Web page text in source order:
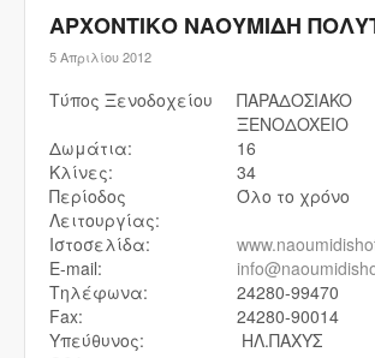
ΑΡΧΟΝΤΙΚΟ ΝΑΟΥΜΙΔΗ
5 Απριλίου 2012
Τύπος Ξενοδοχείου
ΠAPAΔOΣIAKO
ΞENOΔOXEIO
Δωμάτια:
16
Κλίνες:
34
Περίοδος
Λειτουργίας:
Όλο το χρόνο
Ιστοσελίδα:
E-mail:
Τηλέφωνα:
24280-99470
Fax:
24280-90014
Υπεύθυνος:
ΗΛ.ΠΑΧΥΣ